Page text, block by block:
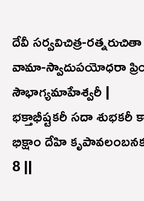
దేవీ సర్వవిచిత్ర-
వామా-స్వాదుపయోధరా
సౌభాగ్యమాహేశ్వరీ |
భక్తాభీష్టకరీ సదా శుభకరీ
భిక్షాం దేహి
8 ||